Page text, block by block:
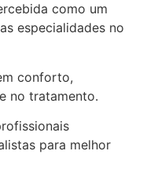
como um
especialidades no
conforto,
no tratamento.
para melhor